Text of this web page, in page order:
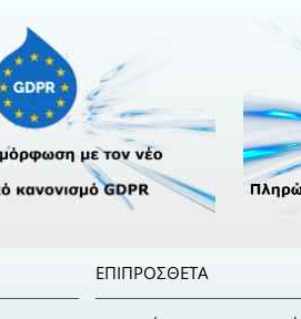
ΕΠΙΠΡΌΣΘΕΤΑ